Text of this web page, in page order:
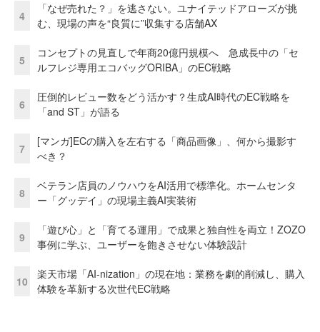
4
「なぜ売れた？」を逃さない。ユナイテッドアローズが挑
む、現場の声を“良質に”収集する店舗AX
5
コンセプトの見直しで年商20億円規模へ 急成長中の「セ
ルフレジ専用エコバッグORIBA」のEC戦略
6
圧倒的レビュー数をどう活かす？生成AI時代のEC戦略を
「and ST」が語る
7
[マンガ]ECの購入を左右する「商品画像」、何から撮影す
べき？
8
ベテラン店員のノウハウをAI活用で標準化。ホームセンタ
ー「グッデイ」の現場主義AI実装術
9
「遊び心」と「育てる運用」で成果と独自性を両立！ZOZO
事例に学ぶ、ユーザーを飽きさせない体験設計
10
楽天市場「AI-nization」の現在地：業務を劇的削減し、購入
体験を革新する次世代EC戦略